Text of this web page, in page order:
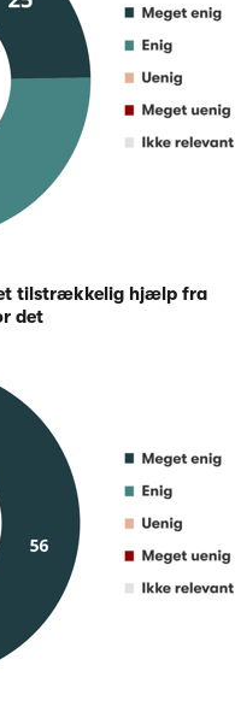
tilstrækkelig hjælp fra
det